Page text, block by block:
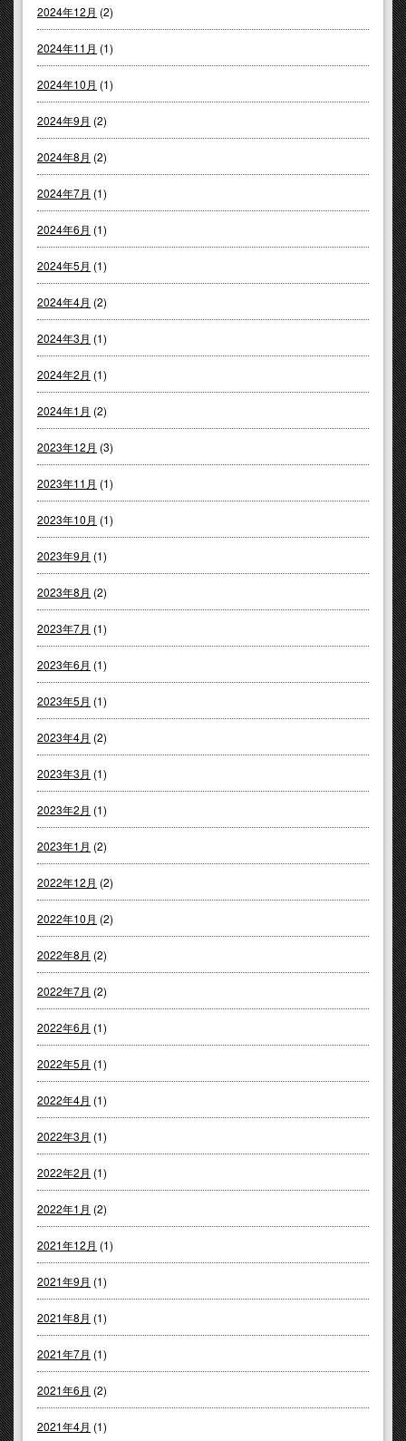
2024年12月 (2)
2024年11月 (1)
2024年10月 (1)
2024年9月 (2)
2024年8月 (2)
2024年7月 (1)
2024年6月 (1)
2024年5月 (1)
2024年4月 (2)
2024年3月 (1)
2024年2月 (1)
2024年1月 (2)
2023年12月 (3)
2023年11月 (1)
2023年10月 (1)
2023年9月 (1)
2023年8月 (2)
2023年7月 (1)
2023年6月 (1)
2023年5月 (1)
2023年4月 (2)
2023年3月 (1)
2023年2月 (1)
2023年1月 (2)
2022年12月 (2)
2022年10月 (2)
2022年8月 (2)
2022年7月 (2)
2022年6月 (1)
2022年5月 (1)
2022年4月 (1)
2022年3月 (1)
2022年2月 (1)
2022年1月 (2)
2021年12月 (1)
2021年9月 (1)
2021年8月 (1)
2021年7月 (1)
2021年6月 (2)
2021年4月 (1)